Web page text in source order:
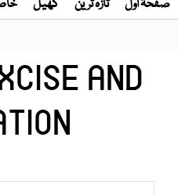
صفحۂ اول تازہ ترین کھیل
AND